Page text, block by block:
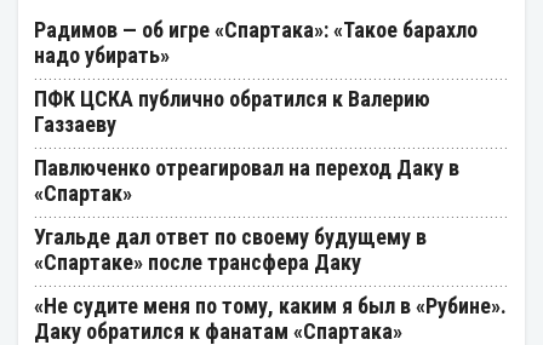
Радимов — об игре «Спартака»: «Такое барахло
надо убирать»
ПФК ЦСКА публично обратился к Валерию
Газзаеву
Павлюченко отреагировал на переход Даку в
«Спартак»
Угальде дал ответ по своему будущему в
«Спартаке» после трансфера Даку
«Не судите меня по тому, каким я был в «Рубине».
Даку обратился к фанатам «Спартака»